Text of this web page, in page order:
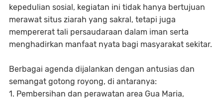
kepedulian sosial, kegiatan ini tidak hanya bertujuan
merawat situs ziarah yang sakral, tetapi juga
mempererat tali persaudaraan dalam iman serta
menghadirkan manfaat nyata bagi masyarakat sekitar.
Berbagai agenda dijalankan dengan antusias dan
semangat gotong royong, di antaranya:
1. Pembersihan dan perawatan area Gua Maria,